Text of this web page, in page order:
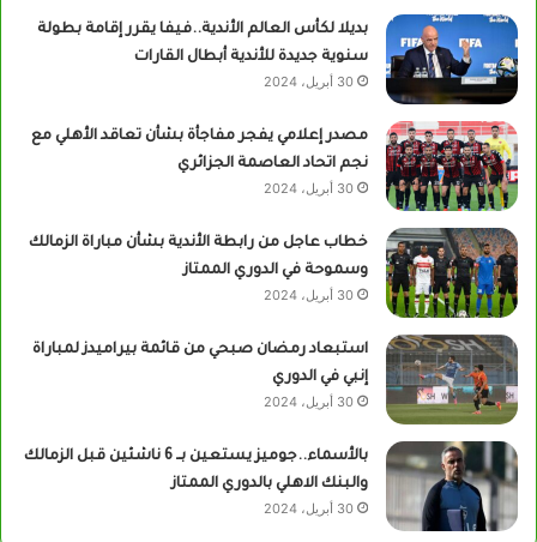
بديلا لكأس العالم الأندية..فيفا يقرر إقامة بطولة
سنوية جديدة للأندية أبطال القارات
30 أبريل، 2024
مصدر إعلامي يفجر مفاجأة بشأن تعاقد الأهلي مع
نجم اتحاد العاصمة الجزائري
30 أبريل، 2024
خطاب عاجل من رابطة الأندية بشأن مباراة الزمالك
وسموحة في الدوري الممتاز
30 أبريل، 2024
استبعاد رمضان صبحي من قائمة بيراميدز لمباراة
إنبي في الدوري
30 أبريل، 2024
بالأسماء..جوميز يستعين بــ 6 ناشئين قبل الزمالك
والبنك الاهلي بالدوري الممتاز
30 أبريل، 2024